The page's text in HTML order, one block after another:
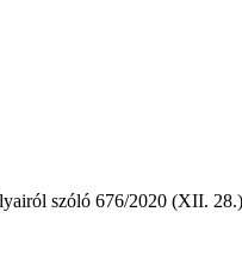
szóló 676/2020 (XII.